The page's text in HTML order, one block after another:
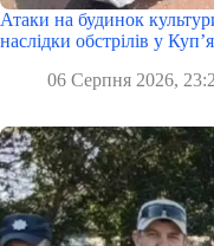
Атаки на будинок
наслідки обстрілів у
06 Серпня 2026,